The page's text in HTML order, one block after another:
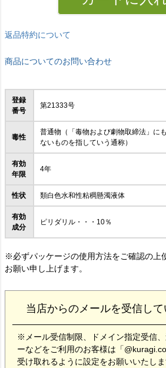
返品特約について
商品についてのお問い合わせ
登録
番号
第21333号
毒性
普通物（「毒物および劇物取締法」に
ないものを指していう通称）
有効
年限
4年
性状 類白色水和性粘稠懸濁液体
有効
成分
ピリダリル・・・10％
※必ずパッケージの使用方法をご確認の上
お願い申し上げます。
当店からのメールを受信し
※メール受信制限、ドメイン指定受信
ーなどをご利用のお客様は「
受け取れるように設定をお願いいたしま